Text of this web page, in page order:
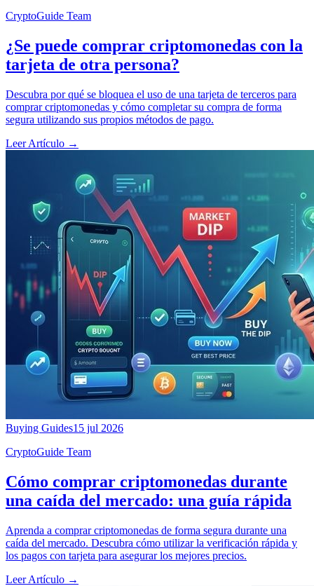
CryptoGuide Team
¿Se puede comprar criptomonedas con la
tarjeta de otra persona?
Descubra por qué se bloquea el uso de una tarjeta de terceros para
comprar criptomonedas y cómo completar su compra de forma
segura utilizando sus propios métodos de pago.
Leer Artículo →
Buying Guides15 jul 2026
CryptoGuide Team
Cómo comprar criptomonedas durante
una caída del mercado: una guía rápida
Aprenda a comprar criptomonedas de forma segura durante una
caída del mercado. Descubra cómo utilizar la verificación rápida y
los pagos con tarjeta para asegurar los mejores precios.
Leer Artículo →